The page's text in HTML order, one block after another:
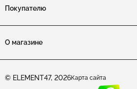
Коллекция ALICE: изделия с цитрином
Покупателю
О магазине
© ELEMENT47, 2026Карта сайта